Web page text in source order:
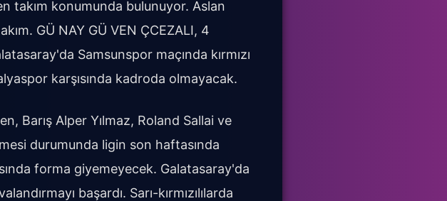
takım konumunda bulunuyor. Aslan
GÜ NAY GÜ VEN ÇCEZALI, 4
Samsunspor maçında kırmızı
karşısında kadroda olmayacak.
Barış Alper Yılmaz, Roland Sallai ve
durumunda ligin son haftasında
forma giyemeyecek. Galatasaray'da
başardı. Sarı-kırmızılılarda